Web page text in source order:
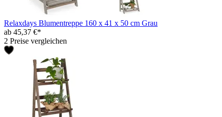
Relaxdays Blumentreppe 160 x 41 x 50 cm Grau
ab 45,37 €*
2 Preise vergleichen